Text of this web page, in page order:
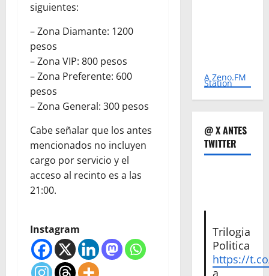
siguientes:
– Zona Diamante: 1200
pesos
– Zona VIP: 800 pesos
– Zona Preferente: 600
pesos
– Zona General: 300 pesos
Cabe señalar que los antes
mencionados no incluyen
cargo por servicio y el
acceso al recinto es a las
21:00.
Instagram
A Zeno.FM
Station
@ X ANTES
TWITTER
Trilogia
Politica
https://